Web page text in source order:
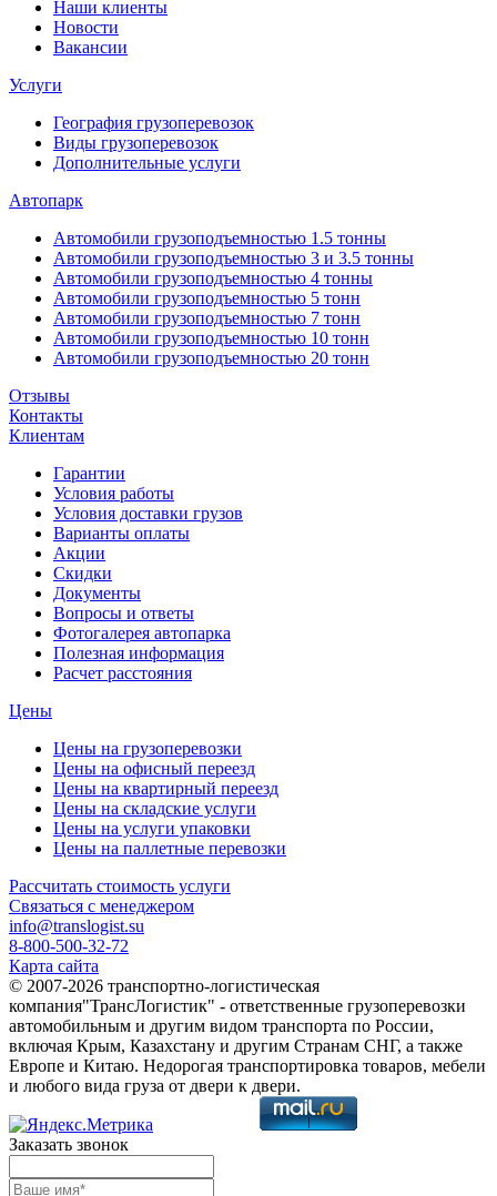
Наши клиенты
Новости
Вакансии
Услуги
География грузоперевозок
Виды грузоперевозок
Дополнительные услуги
Автопарк
Автомобили грузоподъемностью 1.5 тонны
Автомобили грузоподъемностью 3 и 3.5 тонны
Автомобили грузоподъемностью 4 тонны
Автомобили грузоподъемностью 5 тонн
Автомобили грузоподъемностью 7 тонн
Автомобили грузоподъемностью 10 тонн
Автомобили грузоподъемностью 20 тонн
Отзывы
Контакты
Клиентам
Гарантии
Условия работы
Условия доставки грузов
Варианты оплаты
Акции
Скидки
Документы
Вопросы и ответы
Фотогалерея автопарка
Полезная информация
Расчет расстояния
Цены
Цены на грузоперевозки
Цены на офисный переезд
Цены на квартирный переезд
Цены на складские услуги
Цены на услуги упаковки
Цены на паллетные перевозки
Рассчитать стоимость услуги
Связаться с менеджером
info@translogist.su
8-800-500-32-72
Карта сайта
© 2007-2026 транспортно-логистическая
компания"ТрансЛогистик" - ответственные грузоперевозки
автомобильным и другим видом транспорта по России,
включая Крым, Казахстану и другим Странам СНГ, а также
Европе и Китаю. Недорогая транспортировка товаров, мебели
и любого вида груза от двери к двери.
Заказать звонок